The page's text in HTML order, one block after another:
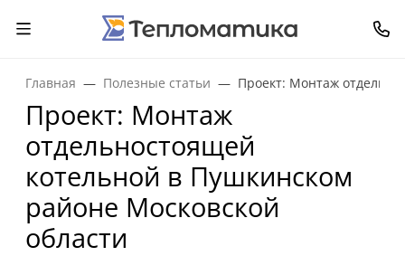
Главная Полезные статьи Проект: Монтаж
Проект: Монтаж
отдельностоящей
котельной в Пушкинском
районе Московской
области